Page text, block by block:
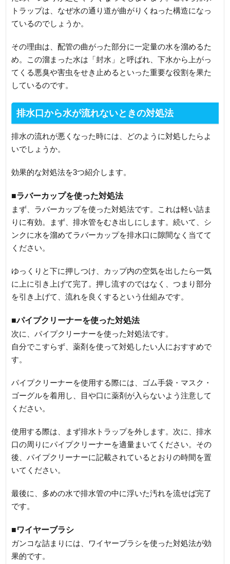
トラップは、なぜ水の通り道が曲がりくねった構造になっ
ているのでしょうか。
その理由は、配管の曲がった部分に一定量の水を溜めるた
め。この溜まった水は「封水」と呼ばれ、下水から上がっ
てくる悪臭や害虫をせき止めるといった重要な役割を果た
しているのです。
排水口から水が流れないときの対処法
排水の流れが悪くなった時には、どのように対処したらよ
いでしょうか。
効果的な対処法を3つ紹介します。
■ラバーカップを使った対処法
まず、ラバーカップを使った対処法です。これは軽い詰ま
りに有効。まず、排水管をむき出しにします。続いて、シ
ンクに水を溜めてラバーカップを排水口に隙間なく当てて
ください。
ゆっくりと下に押しつけ、カップ内の空気を出したら一気
に上に引き上げて完了。押し流すのではなく、つまり部分
を引き上げて、流れを良くするという仕組みです。
■パイプクリーナーを使った対処法
次に、パイプクリーナーを使った対処法です。
自分でこすらず、薬剤を使って対処したい人におすすめで
す。
パイプクリーナーを使用する際には、ゴム手袋・マスク・
ゴーグルを着用し、目や口に薬剤が入らないよう注意して
ください。
使用する際は、まず排水トラップを外します。次に、排水
口の周りにパイプクリーナーを適量まいてください。その
後、パイプクリーナーに記載されているとおりの時間を置
いてください。
最後に、多めの水で排水管の中に浮いた汚れを流せば完了
です。
■ワイヤーブラシ
ガンコな詰まりには、ワイヤーブラシを使った対処法が効
果的です。